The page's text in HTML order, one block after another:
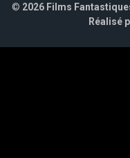
© 2026 Films
Réalisé